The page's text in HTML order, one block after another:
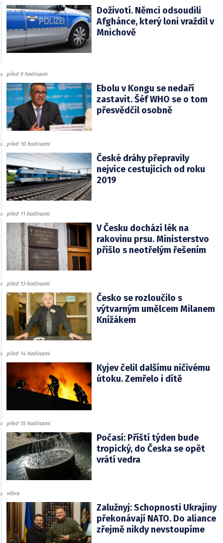
Doživotí. Němci odsoudili
Afghánce, který loni vraždil v
Mnichově
před 9 hodinami
Ebolu v Kongu se nedaří
zastavit. Šéf WHO se o tom
přesvědčil osobně
před 10 hodinami
České dráhy přepravily
nejvíce cestujících od roku
2019
před 11 hodinami
V Česku dochází lék na
rakovinu prsu. Ministerstvo
přišlo s neotřelým řešením
před 13 hodinami
Česko se rozloučilo s
výtvarným umělcem Milanem
Knížákem
před 14 hodinami
Kyjev čelil dalšímu ničivému
útoku. Zemřelo i dítě
před 15 hodinami
Počasí: Příští týden bude
tropický, do Česka se opět
vrátí vedra
včera
Zalužnyj: Schopnosti Ukrajiny
překonávají NATO. Do aliance
zřejmě nikdy nevstoupíme